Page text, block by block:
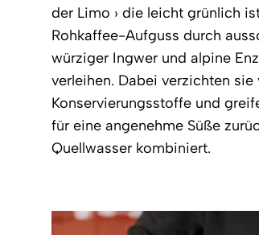
der Limo › die leicht grünlich
Rohkaffee-Aufguss durch
würziger Ingwer und alpine
verleihen. Dabei verzichten
Konservierungsstoffe und
für eine angenehme Süße
Quellwasser kombiniert.